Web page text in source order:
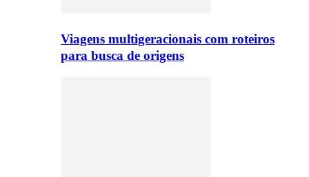
Viagens multigeracionais com roteiros
para busca de origens